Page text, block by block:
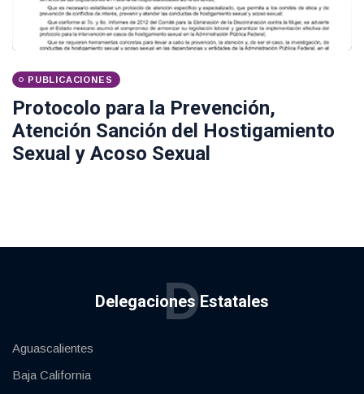
PUBLICACIONES
Protocolo para la Prevención,
Atención Sanción del Hostigamiento
Sexual y Acoso Sexual
Delegaciones Estatales
D
Aguascalientes
Baja California